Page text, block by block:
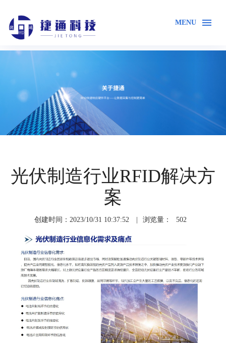
MENU
光伏制造行业RFID解决方
案
创建时间：2023/10/31 10:37:52 浏览量： 502